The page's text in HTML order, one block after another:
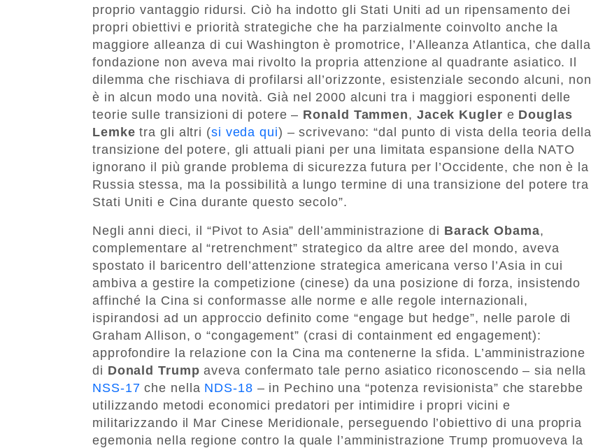
proprio vantaggio ridursi. Ciò ha indotto gli Stati Uniti ad un ripensamento dei
propri obiettivi e priorità strategiche che ha parzialmente coinvolto anche la
maggiore alleanza di cui Washington è promotrice, l’Alleanza Atlantica, che dalla
fondazione non aveva mai rivolto la propria attenzione al quadrante asiatico. Il
dilemma che rischiava di profilarsi all’orizzonte, esistenziale secondo alcuni, non
è in alcun modo una novità. Già nel 2000 alcuni tra i maggiori esponenti delle
teorie sulle transizioni di potere – Ronald Tammen, Jacek Kugler e Douglas
Lemke tra gli altri (si veda qui) – scrivevano: “dal punto di vista della teoria della
transizione del potere, gli attuali piani per una limitata espansione della NATO
ignorano il più grande problema di sicurezza futura per l’Occidente, che non è la
Russia stessa, ma la possibilità a lungo termine di una transizione del potere tra
Stati Uniti e Cina durante questo secolo”.
Negli anni dieci, il “Pivot to Asia” dell’amministrazione di Barack Obama,
complementare al “retrenchment” strategico da altre aree del mondo, aveva
spostato il baricentro dell’attenzione strategica americana verso l’Asia in cui
ambiva a gestire la competizione (cinese) da una posizione di forza, insistendo
affinché la Cina si conformasse alle norme e alle regole internazionali,
ispirandosi ad un approccio definito come “engage but hedge”, nelle parole di
Graham Allison, o “congagement” (crasi di containment ed engagement):
approfondire la relazione con la Cina ma contenerne la sfida. L’amministrazione
di Donald Trump aveva confermato tale perno asiatico riconoscendo – sia nella
NSS-17 che nella NDS-18 – in Pechino una “potenza revisionista” che starebbe
utilizzando metodi economici predatori per intimidire i propri vicini e
militarizzando il Mar Cinese Meridionale, perseguendo l’obiettivo di una propria
egemonia nella regione contro la quale l’amministrazione Trump promuoveva la